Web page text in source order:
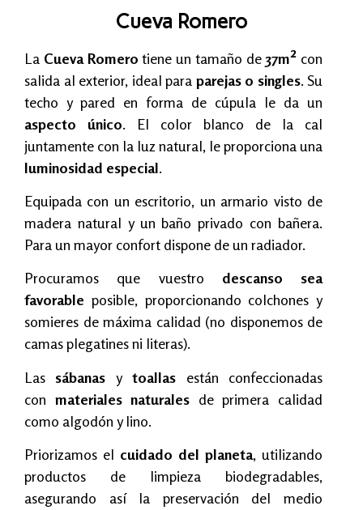
Cueva Romero
La Cueva Romero tiene un tamaño de37m² con
salida al exterior, ideal para parejas o singles. Su
techo y pared en forma de cúpula le da un
aspecto único. El color blanco de la cal
juntamente con la luz natural, le proporciona una
luminosidad especial.
Equipada con un escritorio, un armario visto de
madera natural y un baño privado con bañera.
Para un mayor confort dispone de un radiador.
Procuramos que vuestro descanso sea
favorable posible, proporcionando colchones y
somieres de máxima calidad (no disponemos de
camas plegatines ni literas).
Las sábanas ytoallas están confeccionadas
con materiales naturales de primera calidad
como algodón y lino.
Priorizamos el cuidado del planeta, utilizando
productos de limpieza biodegradables,
asegurando así la preservación del medio